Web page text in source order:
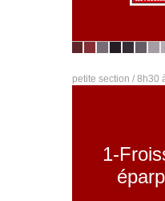
petite section / 8h30
1-